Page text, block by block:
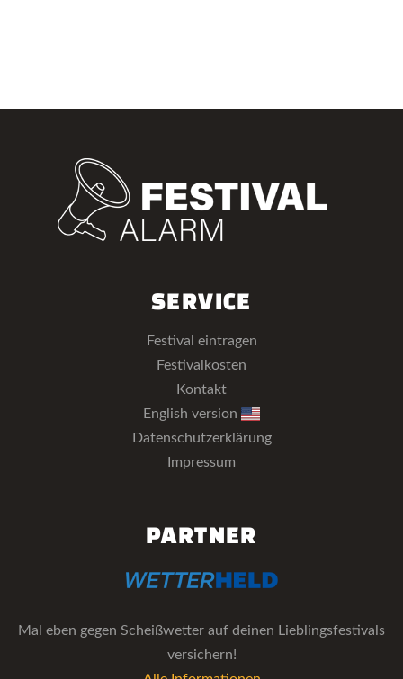
SERVICE
Festival eintragen
Festivalkosten
Kontakt
English version
Datenschutzerklärung
Impressum
PARTNER
Mal eben gegen Scheißwetter auf deinen Lieblingsfestivals
versichern!